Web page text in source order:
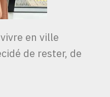
en ville
de rester, de